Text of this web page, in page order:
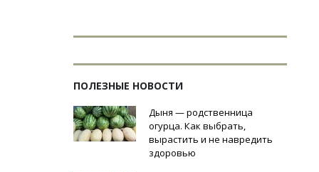
ПОЛЕЗНЫЕ НОВОСТИ
Дыня — родственница
огурца. Как выбрать,
вырастить и не навредить
здоровью